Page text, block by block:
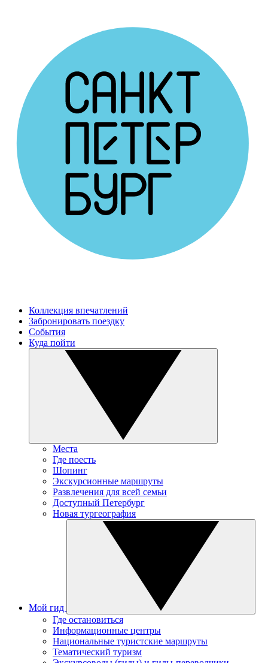
Коллекция впечатлений
Забронировать поездку
События
Куда пойти
Места
Где поесть
Шопинг
Экскурсионные маршруты
Развлечения для всей семьи
Доступный Петербург
Новая тургеография
Мой гид
Где остановиться
Информационные центры
Национальные туристские маршруты
Тематический туризм